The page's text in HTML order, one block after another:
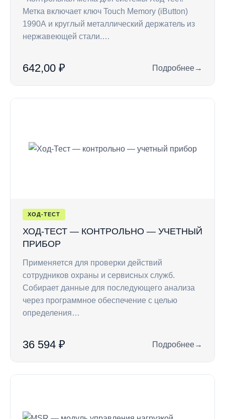
Метка включает ключ Touch Memory (iButton)
1990А и круглый металлический держатель из
нержавеющей стали.…
642,00 ₽ Подробнее
: CP — ключ Touch
→
ХОД-ТЕСТ
ХОД-ТЕСТ — КОНТРОЛЬНО — УЧЕТНЫЙ
ПРИБОР
Применяется для проверки действий
сотрудников охраны и сервисных служб.
Собирает данные для последующего анализа
через программное обеспечение с целью
определения…
36 594 ₽ Подробнее
: Ход-Тест —
→